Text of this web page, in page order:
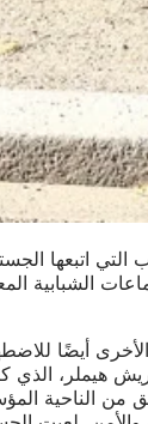
أساليب
الشبابية
أيضًا
في عام 1936، قام